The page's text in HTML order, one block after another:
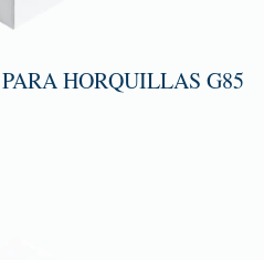
HORQUILLAS G85